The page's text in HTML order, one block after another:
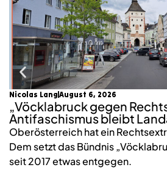
Nicolas Lang August 6, 2026
„Vöcklabruck gegen
Antifaschismus bleibt
Oberösterreich hat ein
Dem setzt das Bündnis
seit 2017 etwas entgegen.